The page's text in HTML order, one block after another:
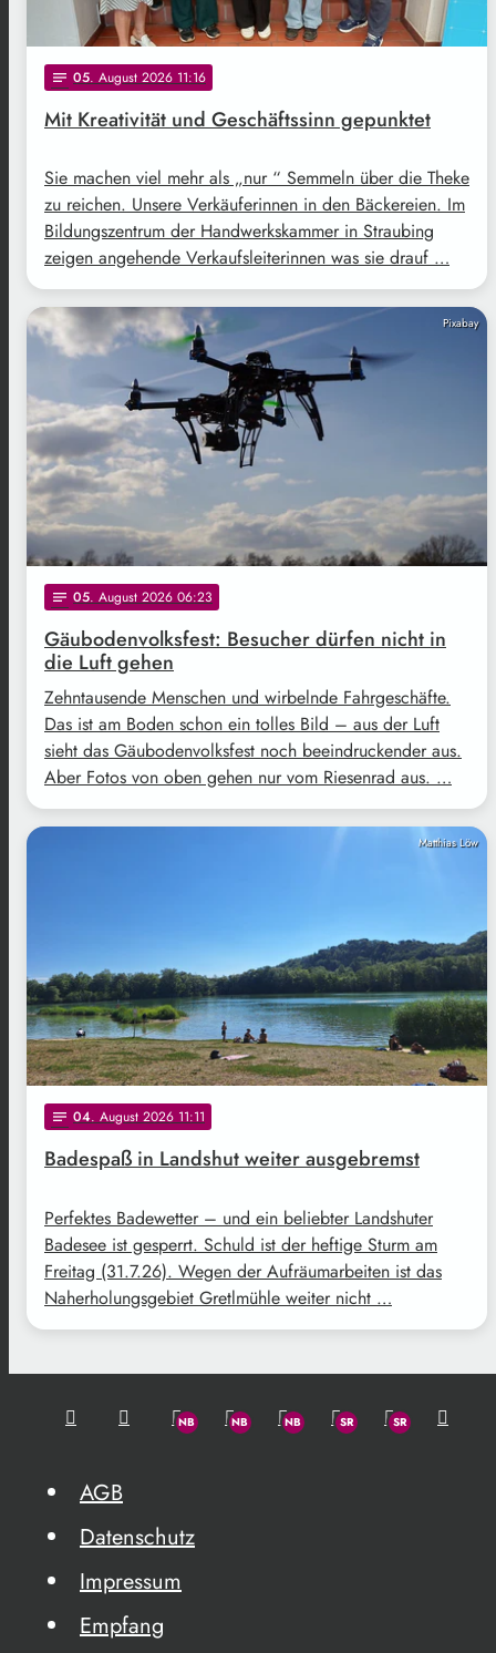
notes 05. August 2026 11:16
Mit Kreativität und Geschäftssinn gepunktet
Sie machen viel mehr als „nur “ Semmeln über die Theke
zu reichen. Unsere Verkäuferinnen in den Bäckereien. Im
Bildungszentrum der Handwerkskammer in Straubing
zeigen angehende Verkaufsleiterinnen was sie drauf …
Pixabay
notes 05. August 2026 06:23
Gäubodenvolksfest: Besucher dürfen nicht in
die Luft gehen
Zehntausende Menschen und wirbelnde Fahrgeschäfte.
Das ist am Boden schon ein tolles Bild – aus der Luft
sieht das Gäubodenvolksfest noch beeindruckender aus.
Aber Fotos von oben gehen nur vom Riesenrad aus. …
Matthias Löw
notes 04. August 2026 11:11
Badespaß in Landshut weiter ausgebremst
Perfektes Badewetter – und ein beliebter Landshuter
Badesee ist gesperrt. Schuld ist der heftige Sturm am
Freitag (31.7.26). Wegen der Aufräumarbeiten ist das
Naherholungsgebiet Gretlmühle weiter nicht …
AGB
Datenschutz
Impressum
Empfang